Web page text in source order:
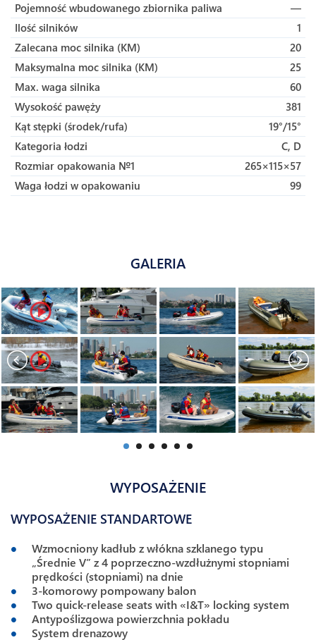
Pojemność wbudowanego zbiornika paliwa
—
Ilość silników
1
Zalecana moc silnika (KM)
20
Maksymalna moc silnika (KM)
25
Max. waga silnika
60
Wysokość pawęży
381
Kąt stępki (środek/rufa)
19°/15°
Kategoria łodzi
C, D
Rozmiar opakowania №1
265×115×57
Waga łodzi w opakowaniu
99
GALERIA
WYPOSAŻENIE
WYPOSAŻENIE STANDARTOWE
Wzmocniony kadłub z włókna szklanego typu
„Średnie V” z 4 poprzeczno-wzdłużnymi stopniami
prędkości (stopniami) na dnie
3-komorowy pompowany balon
Two quick-release seats with «I&T» locking system
Antypoślizgowa powierzchnia pokładu
System drenazowy